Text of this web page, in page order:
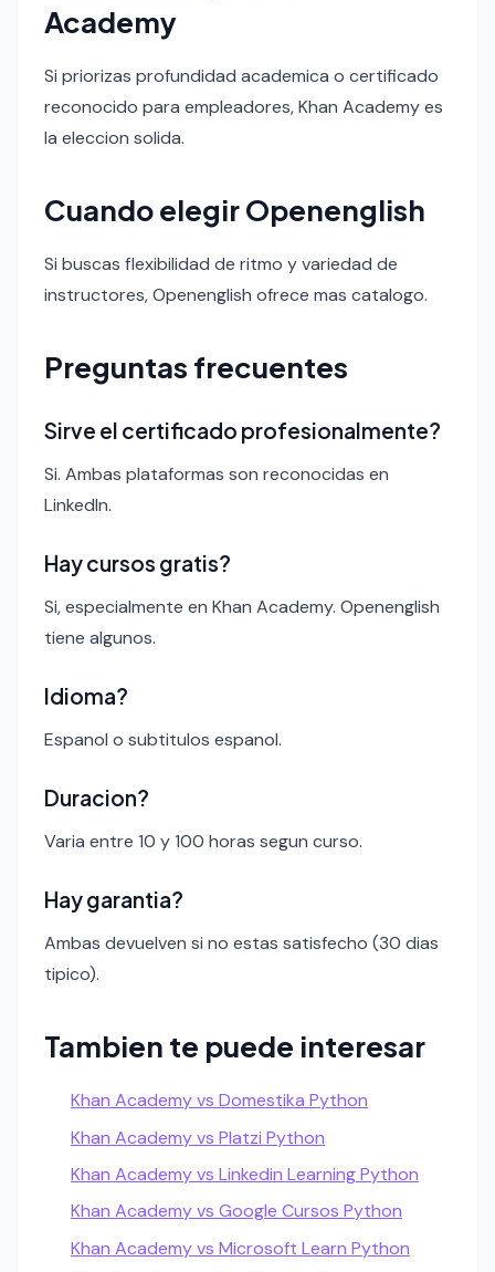
Academy
Si priorizas profundidad academica o certificado
reconocido para empleadores, Khan Academy es
la eleccion solida.
Cuando elegir Openenglish
Si buscas flexibilidad de ritmo y variedad de
instructores, Openenglish ofrece mas catalogo.
Preguntas frecuentes
Sirve el certificado profesionalmente?
Si. Ambas plataformas son reconocidas en
LinkedIn.
Hay cursos gratis?
Si, especialmente en Khan Academy. Openenglish
tiene algunos.
Idioma?
Espanol o subtitulos espanol.
Duracion?
Varia entre 10 y 100 horas segun curso.
Hay garantia?
Ambas devuelven si no estas satisfecho (30 dias
tipico).
Tambien te puede interesar
Khan Academy vs Domestika Python
Khan Academy vs Platzi Python
Khan Academy vs Linkedin Learning Python
Khan Academy vs Google Cursos Python
Khan Academy vs Microsoft Learn Python